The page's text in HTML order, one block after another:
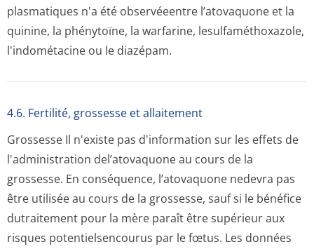
plasmatiques n'a été observéeentre l’atovaquone et la
quinine, la phénytoïne, la warfarine, lesulfaméthoxazole,
l'indométacine ou le diazépam.
4.6. Fertilité, grossesse et allaitement
Grossesse Il n'existe pas d'information sur les effets de
l'administration del’atovaquone au cours de la
grossesse. En conséquence, l’atovaquone nedevra pas
être utilisée au cours de la grossesse, sauf si le bénéfice
dutraitement pour la mère paraît être supérieur aux
risques potentielsencourus par le fœtus. Les données